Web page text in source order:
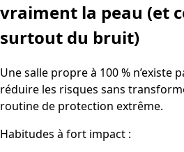
vraiment la peau (et
surtout du bruit)
Une salle propre à 100 % n’existe
réduire les risques sans
routine de protection extrême.
Habitudes à fort impact :